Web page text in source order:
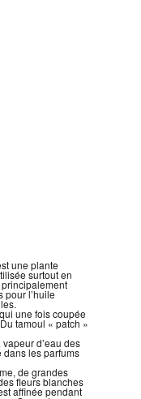
une plante
surtout en
pour l’huile
une fois coupée
tamoul « patch »
d’eau des
les parfums
de grandes
fleurs blanches
affinée pendant